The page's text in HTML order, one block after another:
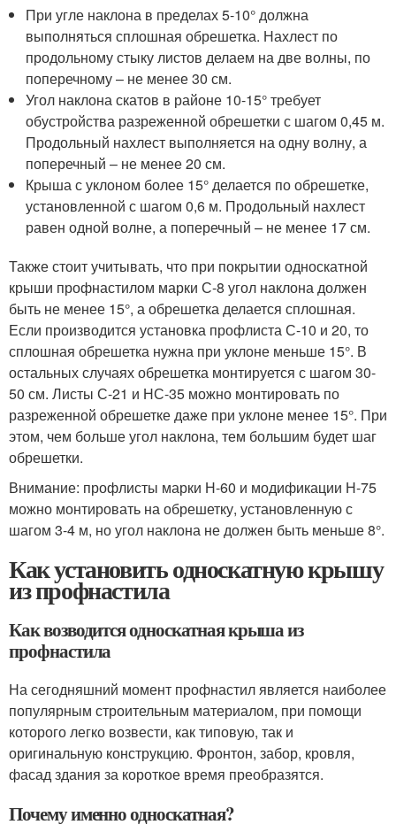
При угле наклона в пределах 5-10° должна
выполняться сплошная обрешетка. Нахлест по
продольному стыку листов делаем на две волны, по
поперечному – не менее 30 см.
Угол наклона скатов в районе 10-15° требует
обустройства разреженной обрешетки с шагом 0,45 м.
Продольный нахлест выполняется на одну волну, а
поперечный – не менее 20 см.
Крыша с уклоном более 15° делается по обрешетке,
установленной с шагом 0,6 м. Продольный нахлест
равен одной волне, а поперечный – не менее 17 см.
Также стоит учитывать, что при покрытии односкатной
крыши профнастилом марки С-8 угол наклона должен
быть не менее 15°, а обрешетка делается сплошная.
Если производится установка профлиста С-10 и 20, то
сплошная обрешетка нужна при уклоне меньше 15°. В
остальных случаях обрешетка монтируется с шагом 30-
50 см. Листы С-21 и НС-35 можно монтировать по
разреженной обрешетке даже при уклоне менее 15°. При
этом, чем больше угол наклона, тем большим будет шаг
обрешетки.
Внимание: профлисты марки Н-60 и модификации Н-75
можно монтировать на обрешетку, установленную с
шагом 3-4 м, но угол наклона не должен быть меньше 8°.
Как установить односкатную крышу
из профнастила
Как возводится односкатная крыша из
профнастила
На сегодняшний момент профнастил является наиболее
популярным строительным материалом, при помощи
которого легко возвести, как типовую, так и
оригинальную конструкцию. Фронтон, забор, кровля,
фасад здания за короткое время преобразятся.
Почему именно односкатная?